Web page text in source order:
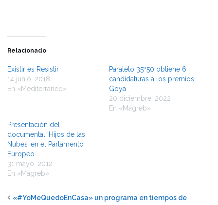
Relacionado
Existir es Resistir
14 junio, 2018
En «Mediterráneo»
Paralelo 35º50 obtiene 6
candidaturas a los premios
Goya
20 diciembre, 2022
En «Magreb»
Presentación del
documental ‘Hijos de las
Nubes’ en el Parlamento
Europeo
31 mayo, 2012
En «Magreb»
«#YoMeQuedoEnCasa» un programa en tiempos de